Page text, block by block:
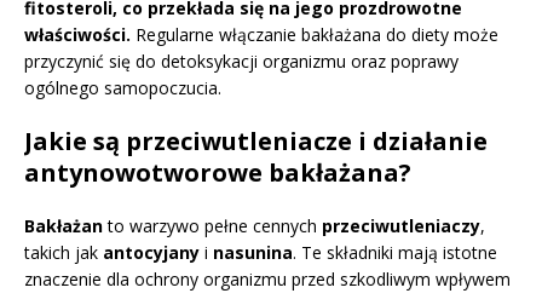
fitosteroli, co przekłada się na jego prozdrowotne
właściwości. Regularne włączanie bakłażana do diety może
przyczynić się do detoksykacji organizmu oraz poprawy
ogólnego samopoczucia.
Jakie są przeciwutleniacze i działanie
antynowotworowe bakłażana?
Bakłażanto warzywo pełne cennych przeciwutleniaczy,
takich jak antocyjany i nasunina. Te składniki mają istotne
znaczenie dla ochrony organizmu przed szkodliwym wpływem